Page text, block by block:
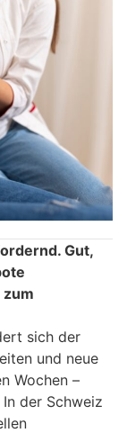
Gut,
sich der
und neue
Wochen –
der Schweiz